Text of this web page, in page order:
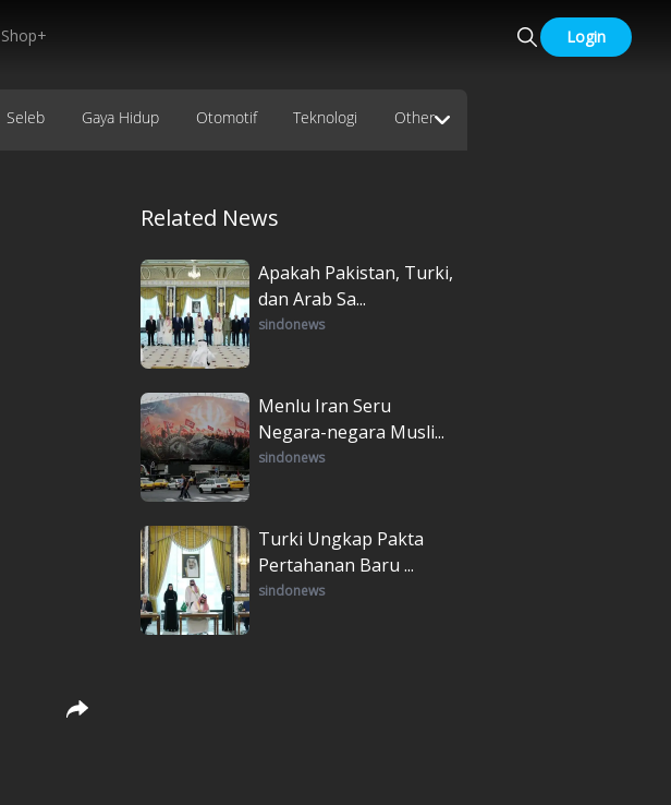
Shop+ Login
Seleb Gaya Hidup Otomotif Teknologi Other
Related News
Apakah Pakistan, Turki,
dan Arab Sa...
sindonews
Menlu Iran Seru
Negara-negara Musli...
sindonews
Turki Ungkap Pakta
Pertahanan Baru ...
sindonews